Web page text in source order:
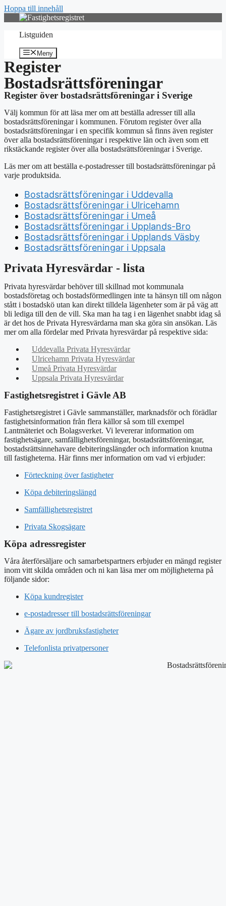
Hoppa till innehåll
Listguiden
Meny
Register
Bostadsrättsföreningar
Register över bostadsrättsföreningar i Sverige
Välj kommun för att läsa mer om att beställa adresser till alla
bostadsrättsföreningar i kommunen. Förutom register över alla
bostadsrättsföreningar i en specifik kommun så finns även register
över alla bostadsrättsföreningar i respektive län och även som ett
rikstäckande register över alla bostadsrättsföreningar i Sverige.
Läs mer om att beställa e-postadresser till bostadsrättsföreningar på
varje produktsida.
Bostadsrättsföreningar i Uddevalla
Bostadsrättsföreningar i Ulricehamn
Bostadsrättsföreningar i Umeå
Bostadsrättsföreningar i Upplands-Bro
Bostadsrättsföreningar i Upplands Väsby
Bostadsrättsföreningar i Uppsala
Privata Hyresvärdar - lista
Privata hyresvärdar behöver till skillnad mot kommunala
bostadsföretag och bostadsförmedlingen inte ta hänsyn till om någon
stått i bostadskö utan kan direkt tilldela lägenheter som är på väg att
bli lediga till den de vill. Ska man ha tag i en lägenhet snabbt idag så
är det hos de Privata Hyresvärdarna man ska göra sin ansökan. Läs
mer om alla fördelar med Privata hyresvärdar på respektive sida:
Uddevalla Privata Hyresvärdar
Ulricehamn Privata Hyresvärdar
Umeå Privata Hyresvärdar
Uppsala Privata Hyresvärdar
Fastighetsregistret i Gävle AB
Fastighetsregistret i Gävle sammanställer, marknadsför och förädlar
fastighetsinformation från flera källor så som till exempel
Lantmäteriet och Bolagsverket. Vi levererar information om
fastighetsägare, samfällighetsföreningar, bostadsrättsföreningar,
bostadsrättsinnehavare debiteringslängder och information knutna
till fastigheterna. Här finns mer information om vad vi erbjuder:
Förteckning över fastigheter
Köpa debiteringslängd
Samfällighetsregistret
Privata Skogsägare
Köpa adressregister
Våra återförsäljare och samarbetspartners erbjuder en mängd register
inom vitt skilda områden och ni kan läsa mer om möjligheterna på
följande sidor:
Köpa kundregister
e-postadresser till bostadsrättsföreningar
Ägare av jordbruksfastigheter
Telefonlista privatpersoner